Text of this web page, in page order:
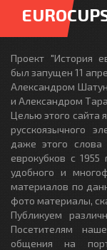
Проект "История
был запущен 11
Александром
и Александром
Целью этого сайта
русскоязычного
даже этого слова
еврокубков с
удобного и
материалов по
фото материалы,
Публикуем
Посетителям
общения на